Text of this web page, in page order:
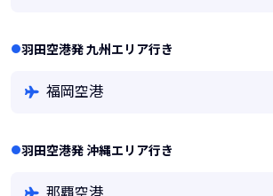
羽田空港発 九州エリア行き
福岡空港
羽田空港発 沖縄エリア行き